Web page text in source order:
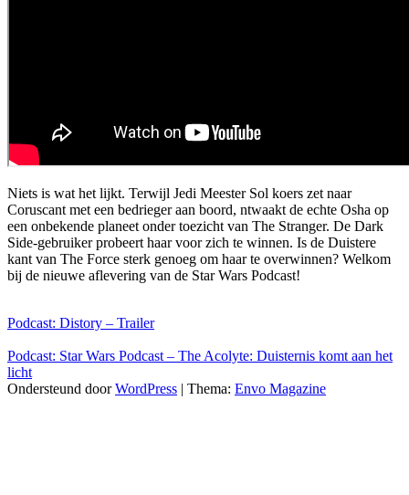
Niets is wat het lijkt. Terwijl Jedi Meester Sol koers zet naar
Coruscant met een bedrieger aan boord, ntwaakt de echte Osha op
een onbekende planeet onder toezicht van The Stranger. De Dark
Side-gebruiker probeert haar voor zich te winnen. Is de Duistere
kant van The Force sterk genoeg om haar te overwinnen? Welkom
bij de nieuwe aflevering van de Star Wars Podcast!
Podcast: Distory – Trailer
Podcast: Star Wars Podcast – The Acolyte: Duisternis komt aan het
licht
Ondersteund doorWordPress | Thema: Envo Magazine